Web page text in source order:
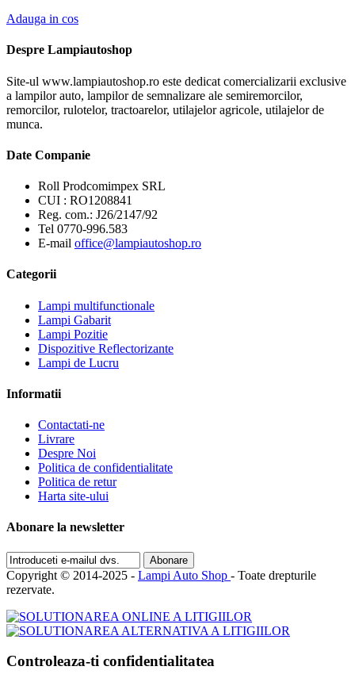
Adauga in cos
Despre Lampiautoshop
Site-ul www.lampiautoshop.ro este dedicat comercializarii exclusive
a lampilor auto, lampilor de semnalizare ale semiremorcilor,
remorcilor, rulotelor, tractoarelor, utilajelor agricole, utilajelor de
munca.
Date Companie
Roll Prodcomimpex SRL
CUI : RO1208841
Reg. com.: J26/2147/92
Tel 0770-996.583
E-mail office@lampiautoshop.ro
Categorii
Lampi multifunctionale
Lampi Gabarit
Lampi Pozitie
Dispozitive Reflectorizante
Lampi de Lucru
Informatii
Contactati-ne
Livrare
Despre Noi
Politica de confidentialitate
Politica de retur
Harta site-ului
Abonare la newsletter
Abonare
Copyright © 2014-2025 - Lampi Auto Shop - Toate drepturile
rezervate.
Controleaza-ti confidentialitatea